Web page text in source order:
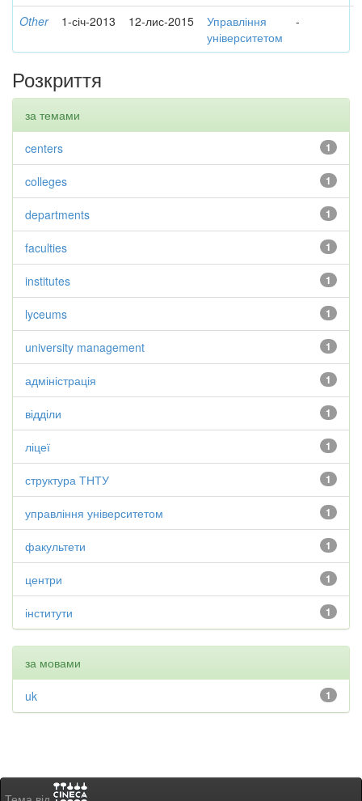
Other 1-січ-2013 12-лис-2015
Управління
університетом
-
Розкриття
за темами
1
centers
1
colleges
1
departments
1
faculties
1
institutes
1
lyceums
1
university management
1
адміністрація
1
відділи
1
ліцеї
1
структура ТНТУ
1
управління університетом
1
факультети
1
центри
1
інститути
за мовами
1
uk